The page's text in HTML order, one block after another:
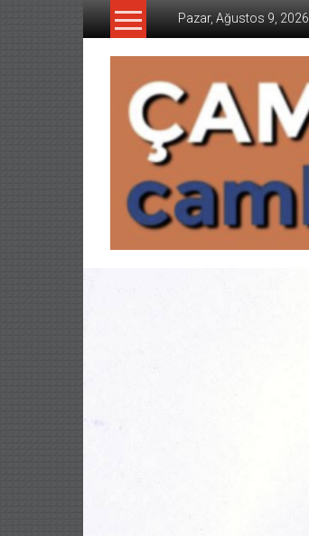
İçeriğe
Pazar, Ağustos 9, 2026
CAMLIMANI
AKADEMI